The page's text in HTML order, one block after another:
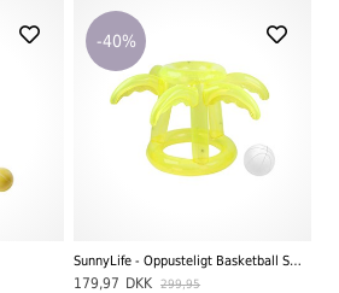
-40%
SunnyLife - Oppusteligt Basketball Sæt Tropical, Neon Lime
179,97 DKK 299,95